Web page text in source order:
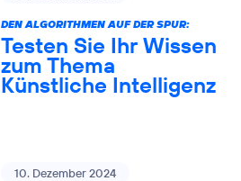
DEN ALGORITHMEN AUF DER SPUR:
Testen Sie Ihr Wissen
zum Thema
Künstliche Intelligenz
10. Dezember 2024